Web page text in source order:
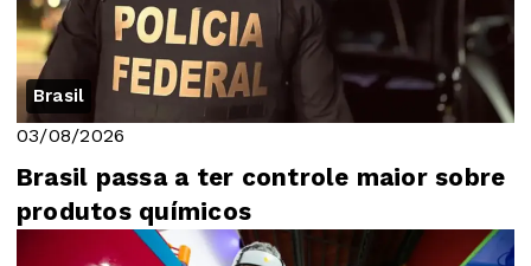
Brasil
03/08/2026
Brasil passa a ter controle maior sobre
produtos químicos